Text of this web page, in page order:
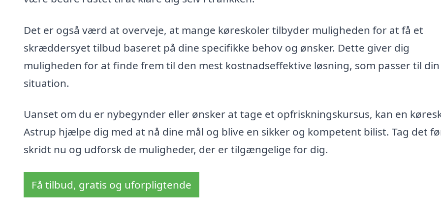
Det er også værd at overveje, at mange køreskoler tilbyder muligheden for at få et
skræddersyet tilbud baseret på dine specifikke behov og ønsker. Dette giver dig
muligheden for at finde frem til den mest kostnadseffektive løsning, som passer til din
situation.
Uanset om du er nybegynder eller ønsker at tage et opfriskningskursus, kan en
Astrup hjælpe dig med at nå dine mål og blive en sikker og kompetent bilist. Tag det
skridt nu og udforsk de muligheder, der er tilgængelige for dig.
Få tilbud, gratis og uforpligtende